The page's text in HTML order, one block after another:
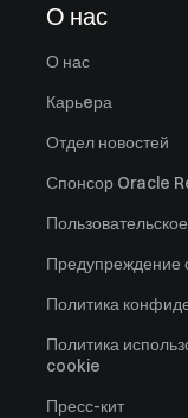
О нас
О нас
Карьeра
Отдел новостей
Спонсор Oracle
Предупреждение
Политика
Политика
cookie
Пресс-кит